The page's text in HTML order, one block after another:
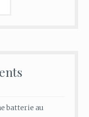
batterie au